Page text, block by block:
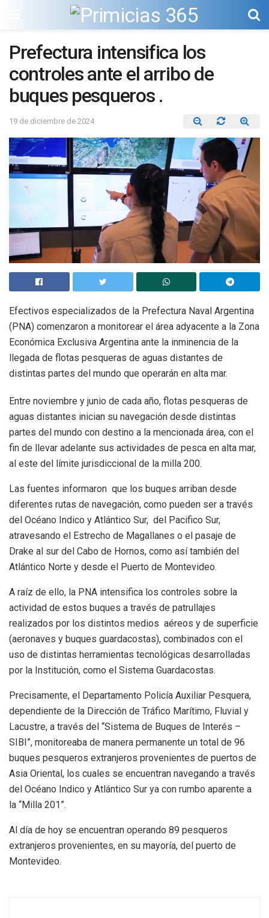
Prefectura intensifica los
controles ante el arribo de
buques pesqueros .
19 de diciembre de 2024
Efectivos especializados de la Prefectura Naval Argentina
(PNA) comenzaron a monitorear el área adyacente a la Zona
Económica Exclusiva Argentina ante la inminencia de la
llegada de flotas pesqueras de aguas distantes de
distintas partes del mundo que operarán en alta mar.
Entre noviembre y junio de cada año, flotas pesqueras de
aguas distantes inician su navegación desde distintas
partes del mundo con destino a la mencionada área, con el
fin de llevar adelante sus actividades de pesca en alta mar,
al este del límite jurisdiccional de la milla 200.
Las fuentes informaron que los buques arriban desde
diferentes rutas de navegación, como pueden ser a través
del Océano Indico y Atlántico Sur, del Pacifico Sur,
atravesando el Estrecho de Magallanes o el pasaje de
Drake al sur del Cabo de Hornos, como así también del
Atlántico Norte y desde el Puerto de Montevideo.
A raíz de ello, la PNA intensifica los controles sobre la
actividad de estos buques a través de patrullajes
realizados por los distintos medios aéreos y de superficie
(aeronaves y buques guardacostas), combinados con el
uso de distintas herramientas tecnológicas desarrolladas
por la Institución, como el Sistema Guardacostas.
Precisamente, el Departamento Policía Auxiliar Pesquera,
dependiente de la Dirección de Tráfico Marítimo, Fluvial y
Lacustre, a través del “Sistema de Buques de Interés –
SIBI”, monitoreaba de manera permanente un total de 96
buques pesqueros extranjeros provenientes de puertos de
Asia Oriental, los cuales se encuentran navegando a través
del Océano Indico y Atlántico Sur ya con rumbo aparente a
la “Milla 201”.
Al día de hoy se encuentran operando 89 pesqueros
extranjeros provenientes, en su mayoría, del puerto de
Montevideo.